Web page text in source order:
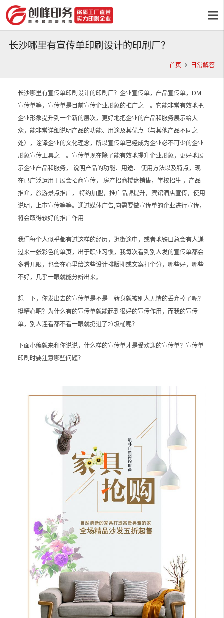
长沙哪里有宣传单印刷设计的印刷厂？
首页 日常解答
长沙哪里有宣传单印刷设计的印刷厂？企业宣传单，产品宣传单，DM
宣传单等，宣传单是目前宣传企业形象的推广之一。它能非常有效地把
企业形象提升到一个新的层次，更好地把企业的产品和服务展示给大
众，能非常详细说明产品的功能、用途及其优点（与其他产品不同之
处），诠译企业的文化理念，所以宣传单已经成为企业必不可少的企业
形象宣传工具之一。宣传单现在除了能有效地提升企业形象，更好地展
示企业产品和服务， 说明产品的功能、用途、 使用方法以及特点，现
在已广泛运用于展会招商宣传， 房产招商楼盘销售，学校招生 ，产品
推介，旅游景点推广， 特约加盟，推广品牌提升，宾馆酒店宣传，使用
说明，上市宣传等等。通过媒体广告,向需要做宣传单的企业进行宣传，
将会取得较好的推广作用
我们每个人似乎都有过这样的经历，逛街途中，或者地铁口总会有人递
过来一张彩色的单页，出于职业习惯，我每次看到别人发的宣传单都会
多看几眼，也会在心里给这些设计排版抑或文案打个分，哪些好，哪些
不好，几乎一眼就能分辨出来。
想一下，你发出去的宣传单是不是一转身就被别人无情的丢弃掉了呢？
挺糟心吧？为什么有的宣传单就能起到很好的宣传作用，而我的宣传
单，别人连看都不看一眼就扔进了垃圾桶呢？
下面小编就来和你说说，什么样的宣传单才是受欢迎的宣传单？宣传单
印刷时要注意哪些问题？